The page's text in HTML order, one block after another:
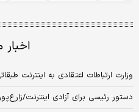
اخبار
وزارت ارتباطات اعتقادی به اینترنت
دستور رئیسی برای آزادی اینترنت/